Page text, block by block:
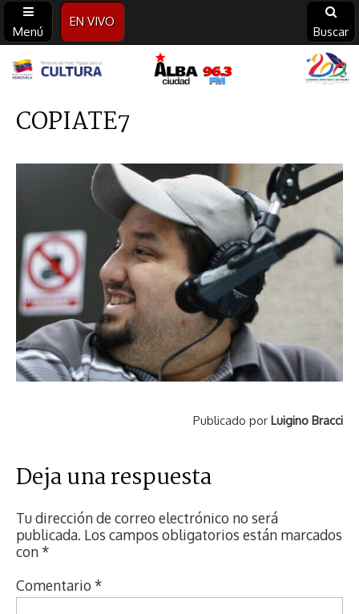
Menú
EN VIVO
Buscar
Alba
Ciudad
96.3
COPIATE7
Publicado por Luigino Bracci
Deja una respuesta
Tu dirección de correo electrónico no será
publicada. Los campos obligatorios están marcados
con*
Comentario *